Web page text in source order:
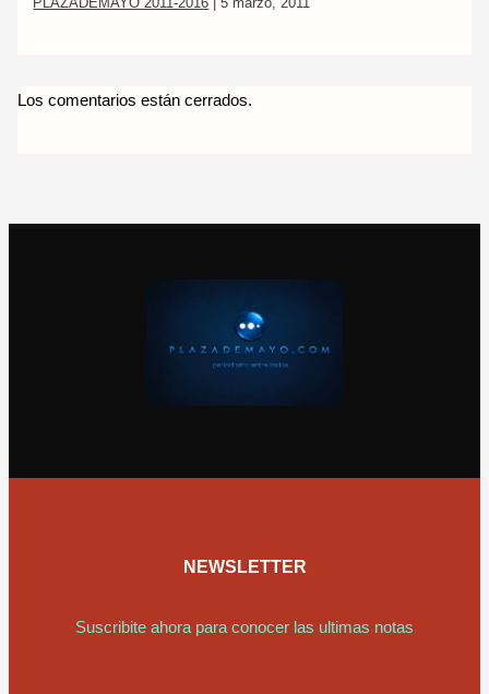
Los comentarios están cerrados.
NEWSLETTER
Suscribite ahora para conocer las ultimas notas